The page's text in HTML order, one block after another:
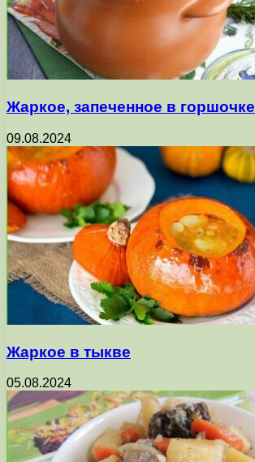
Жаркое, запеченное в горшочке
09.08.2024
Жаркое в тыкве
05.08.2024